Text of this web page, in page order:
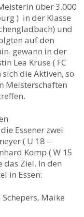
über 3.000
) in der Klasse
und
auf den
gewann in der
Lea Kruse ( FC
die Aktiven, so
Meisterschaften
Essener zwei
( U 18 –
Komp ( W 15
das Ziel. In den
in Essen:
Maike